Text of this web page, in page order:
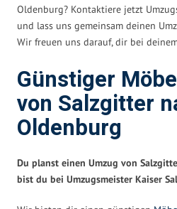
Oldenburg? Kontaktiere jetzt
und lass uns gemeinsam deinen
Wir freuen uns darauf, dir bei
Günstiger
von Salzgitter
Oldenburg
Du planst einen Umzug von
bist du bei Umzugsmeister Kaiser